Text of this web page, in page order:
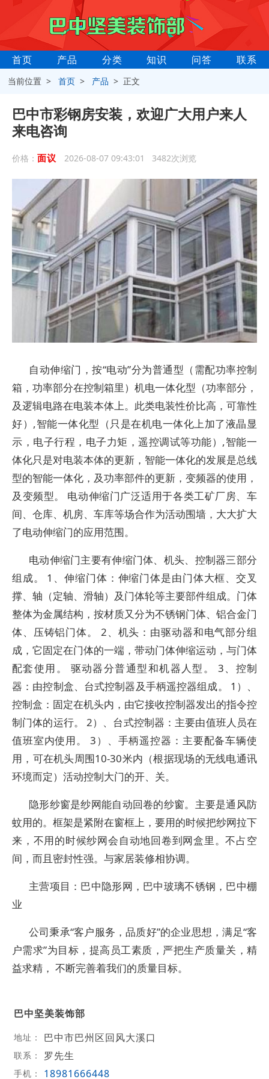
首页 产品 分类 知识 问答 联系
当前位置 >首页 > 产品 > 正文
巴中市彩钢房安装，欢迎广大用户来人
来电咨询
价格： 面议 2026-08-07 09:43:01 3482次浏览
自动伸缩门，按“电动”分为普通型（需配功率控制
箱，功率部分在控制箱里）机电一体化型（功率部分，
及逻辑电路在电装本体上。此类电装性价比高，可靠性
好）,智能一体化型（只是在机电一体化上加了液晶显
示，电子行程，电子力矩，遥控调试等功能）,智能一
体化只是对电装本体的更新，智能一体化的发展是总线
型的智能一体化，及功率部件的更新，变频器的使用，
及变频型。 电动伸缩门广泛适用于各类工矿厂房、车
间、仓库、机房、车库等场合作为活动围墙，大大扩大
了电动伸缩门的应用范围。
电动伸缩门主要有伸缩门体、机头、控制器三部分
组成。 1、伸缩门体：伸缩门体是由门体大框、交叉
撑、轴（定轴、滑轴）及门体轮等主要部件组成。门体
整体为金属结构，按材质又分为不锈钢门体、铝合金门
体、压铸铝门体。 2、机头：由驱动器和电气部分组
成，它固定在门体的一端，带动门体伸缩运动，与门体
配套使用。 驱动器分普通型和机器人型。 3、控制
器：由控制盒、台式控制器及手柄遥控器组成。 1）、
控制盒：固定在机头内，由它接收控制器发出的指令控
制门体的运行。 2）、台式控制器：主要由值班人员在
值班室内使用。 3）、手柄遥控器：主要配备车辆使
用，可在机头周围10-30米内（根据现场的无线电通讯
环境而定）活动控制大门的开、关。
隐形纱窗是纱网能自动回卷的纱窗。主要是通风防
蚊用的。框架是紧附在窗框上，要用的时候把纱网拉下
来，不用的时候纱网会自动地回卷到网盒里。不占空
间，而且密封性强。与家居装修相协调。
主营项目：巴中隐形网，巴中玻璃不锈钢，巴中棚
业
公司秉承“客户服务，品质好”的企业思想，满足“客
户需求”为目标，提高员工素质，严把生产质量关，精
益求精， 不断完善着我们的质量目标。
巴中坚美装饰部
地址： 巴中市巴州区回风大溪口
联系： 罗先生
手机： 18981666448